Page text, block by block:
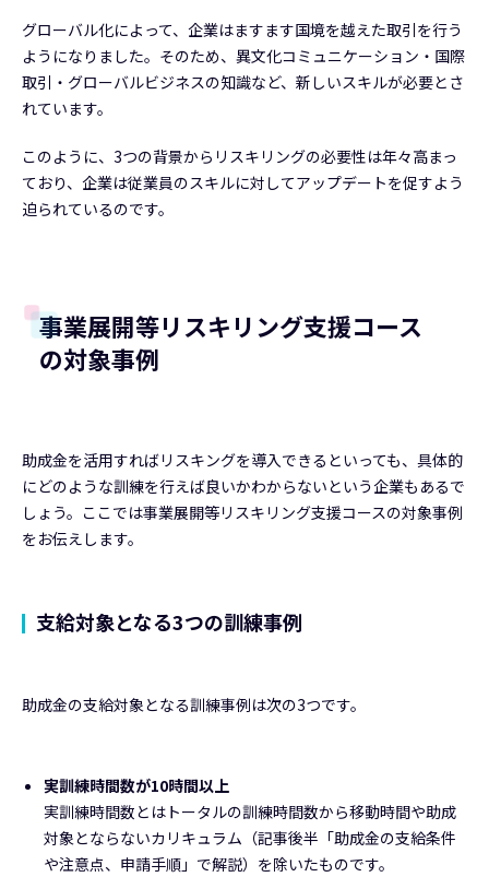
グローバル化によって、企業はますます国境を越えた取引を行う
ようになりました。そのため、異文化コミュニケーション・国際
取引・グローバルビジネスの知識など、新しいスキルが必要とさ
れています。
このように、3つの背景からリスキリングの必要性は年々高まっ
ており、企業は従業員のスキルに対してアップデートを促すよう
迫られているのです。
事業展開等リスキリング支援コース
の対象事例
助成金を活用すればリスキングを導入できるといっても、具体的
にどのような訓練を行えば良いかわからないという企業もあるで
しょう。ここでは事業展開等リスキリング支援コースの対象事例
をお伝えします。
支給対象となる3つの訓練事例
助成金の支給対象となる訓練事例は次の3つです。
実訓練時間数が10時間以上
実訓練時間数とはトータルの訓練時間数から移動時間や助成
対象とならないカリキュラム（記事後半「助成金の支給条件
や注意点、申請手順」で解説）を除いたものです。